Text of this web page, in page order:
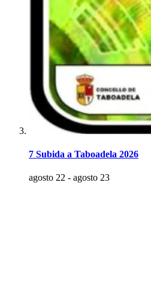
7 Subida a Taboadela 2026
agosto 22 - agosto 23